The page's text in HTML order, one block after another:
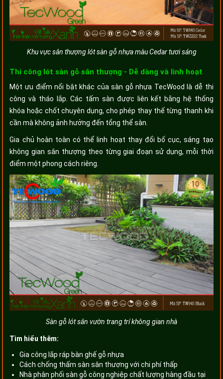
Khu vực sân thượng lót sàn gỗ nhựa màu Cedar tươi sáng
Thi công lót sàn gỗ sân thượng - Dễ dàng và linh hoạt
Một ưu điểm nổi bật khác của sàn gỗ nhựa TecWood là dễ thi
công và tháo lắp. Các tấm sàn được liên kết bằng hệ thống
khóa hoặc chốt chuyên dụng, cho phép thay thế từng thanh khi
cần mà không ảnh hưởng đến tổng thể sàn.
Gia chủ hoàn toàn có thể linh hoạt thay đổi bố cục, sáng tạo
không gian sân thượng theo từng giai đoạn sử dụng, mỗi thời
điểm một phong cách riêng.
Sàn gỗ lót sân vườn trang trí không gian nhà
Tìm hiểu thêm:
Gia công lắp ráp bàn ghế gỗ nhựa
Cách chống thấm sàn sân thượng với chi phí thấp
Nhà phân phối sàn gỗ công nghiệp chất lượng hàng đầu tại